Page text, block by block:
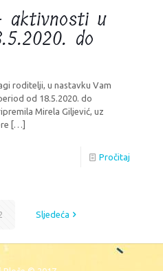
aktivnosti u
do
roditelji, u nastavku Vam
od 18.5.2020. do
Mirela Giljević, uz
[…]
Pročitaj
Sljedeća